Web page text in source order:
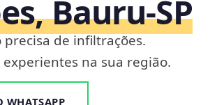
Bauru‑SP
de infiltrações.
experientes na sua região.
WHATSAPP